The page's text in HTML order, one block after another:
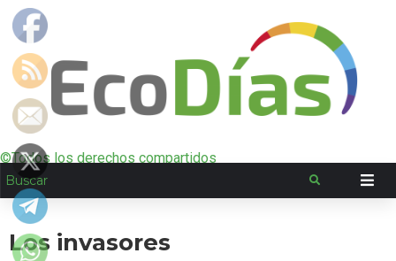
©Todos los derechos compartidos
Los invasores